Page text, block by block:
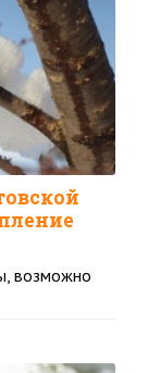
возможно